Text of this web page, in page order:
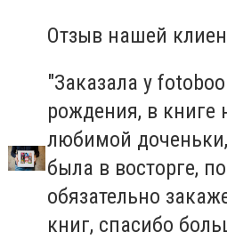
Отзыв нашей
"Заказала у
рождения, в
любимой
была в восторге,
обязательно
книг, спасибо